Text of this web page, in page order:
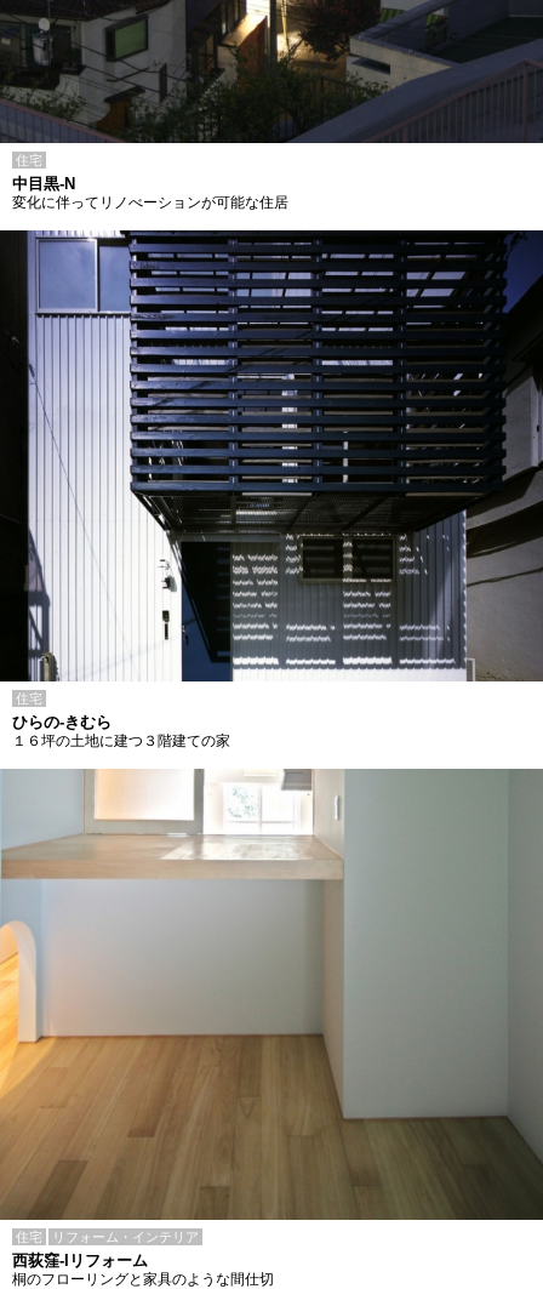
住宅
中目黒-N
変化に伴ってリノべーションが可能な住居
住宅
ひらの-きむら
１６坪の土地に建つ３階建ての家
住宅 リフォーム・インテリア
西荻窪-Iリフォーム
桐のフローリングと家具のような間仕切